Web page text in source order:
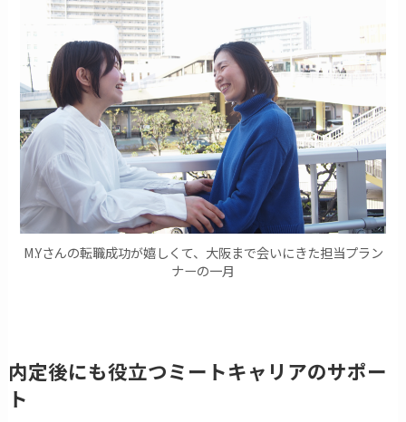
M.Yさんの転職成功が嬉しくて、大阪まで会いにきた担当プラン
ナーの一月
内定後にも役立つミートキャリアのサポー
ト